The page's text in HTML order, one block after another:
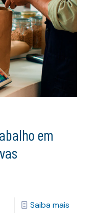
em
Saiba mais